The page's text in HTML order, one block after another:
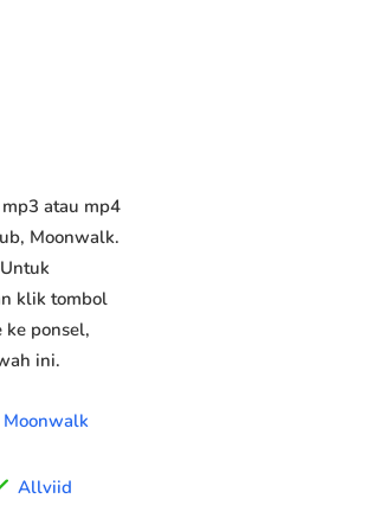
atau mp4
Moonwalk.
klik tombol
ponsel,
ini.
Moonwalk
Allviid